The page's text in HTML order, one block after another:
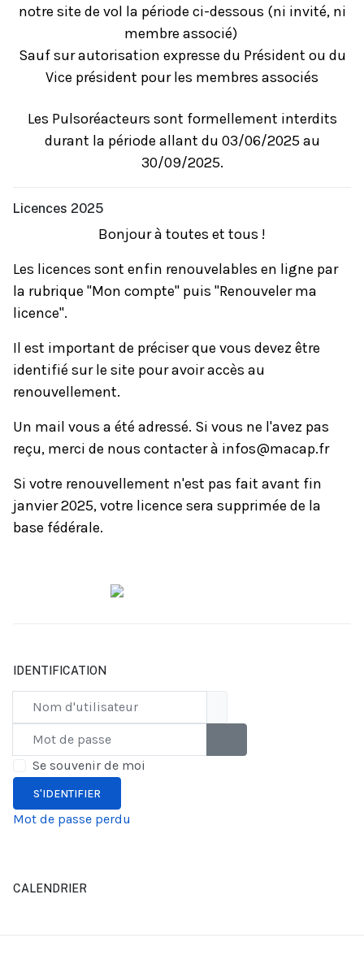
notre site de vol la période ci-dessous (ni invité, ni
membre associé)
Sauf sur autorisation expresse du Président ou du
Vice président pour les membres associés
Les Pulsoréacteurs sont formellement interdits
durant la période allant du 03/06/2025 au
30/09/2025.
Licences 2025
Bonjour à toutes et tous !
Les licences sont enfin renouvelables en ligne par
la rubrique "Mon compte" puis "Renouveler ma
licence".
Il est important de préciser que vous devez être
identifié sur le site pour avoir accès au
renouvellement.
Un mail vous a été adressé. Si vous ne l'avez pas
reçu, merci de nous contacter à infos@macap.fr
Si votre renouvellement n'est pas fait avant fin
janvier 2025, votre licence sera supprimée de la
base fédérale.
IDENTIFICATION
Nom d'utilisateur
Mot de passe
Se souvenir de moi
S'IDENTIFIER
Mot de passe perdu
CALENDRIER